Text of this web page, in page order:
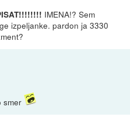
IMENA!? Sem
izpeljanke. pardon ja 3330
smer